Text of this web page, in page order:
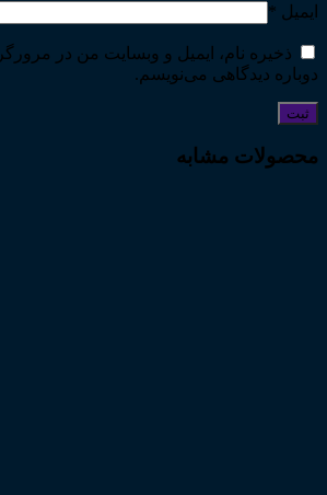
ایمیل *
ذخیره نام، ایمیل و وبسایت من در
دوباره دیدگاهی می‌نویسم.
محصولات مشابه